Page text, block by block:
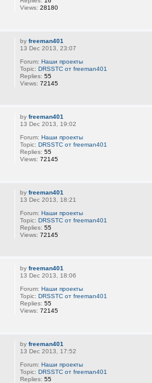
Views: 28180
by freeman401
13 Dec 2013, 23:07
Forum: Наши проекты
Topic: DRSSTC от freeman401
Replies: 55
Views: 72145
by freeman401
13 Dec 2013, 19:02
Forum: Наши проекты
Topic: DRSSTC от freeman401
Replies: 55
Views: 72145
by freeman401
13 Dec 2013, 18:21
Forum: Наши проекты
Topic: DRSSTC от freeman401
Replies: 55
Views: 72145
by freeman401
13 Dec 2013, 18:06
Forum: Наши проекты
Topic: DRSSTC от freeman401
Replies: 55
Views: 72145
by freeman401
13 Dec 2013, 17:52
Forum: Наши проекты
Topic: DRSSTC от freeman401
Replies: 55